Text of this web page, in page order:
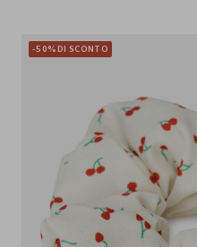
-50%DI SCONTO